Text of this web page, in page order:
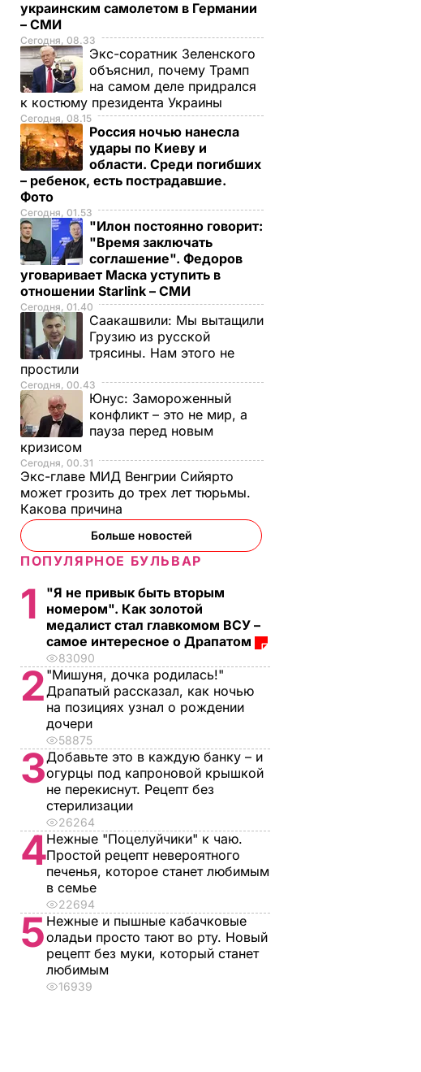
украинским самолетом в Германии
– СМИ
Сегодня, 08.33
Экс-соратник Зеленского
объяснил, почему Трамп
на самом деле придрался
к костюму президента Украины
Сегодня, 08.15
Россия ночью нанесла
удары по Киеву и
области. Среди погибших
– ребенок, есть пострадавшие.
Фото
Сегодня, 01.53
"Илон постоянно говорит:
"Время заключать
соглашение". Федоров
уговаривает Маска уступить в
отношении Starlink – СМИ
Сегодня, 01.40
Саакашвили: Мы вытащили
Грузию из русской
трясины. Нам этого не
простили
Сегодня, 00.43
Юнус: Замороженный
конфликт – это не мир, а
пауза перед новым
кризисом
Сегодня, 00.31
Экс-главе МИД Венгрии Сийярто
может грозить до трех лет тюрьмы.
Какова причина
Больше новостей
ПОПУЛЯРНОЕ БУЛЬВАР
1
"Я не привык быть вторым
номером". Как золотой
медалист стал главкомом ВСУ –
самое интересное о Драпатом
83090
2 "Мишуня, дочка родилась!"
Драпатый рассказал, как ночью
на позициях узнал о рождении
дочери
58875
3Добавьте это в каждую банку – и
огурцы под капроновой крышкой
не перекиснут. Рецепт без
стерилизации
26264
4Нежные "Поцелуйчики" к чаю.
Простой рецепт невероятного
печенья, которое станет любимым
в семье
22694
5 Нежные и пышные кабачковые
оладьи просто тают во рту. Новый
рецепт без муки, который станет
любимым
16939